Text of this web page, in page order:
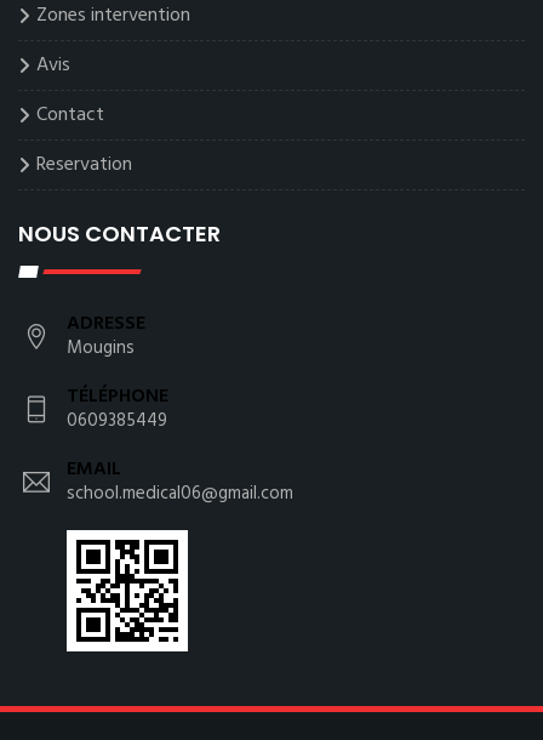
Zones intervention
Avis
Contact
Reservation
NOUS CONTACTER
ADRESSE
Mougins
TÉLÉPHONE
0609385449
EMAIL
school.medical06@gmail.com